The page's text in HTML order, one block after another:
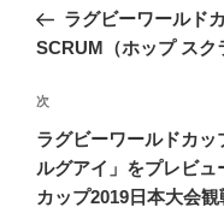
ナ
ゲ
ー
シ
ョ
の
投
ラグビーワールド
SCRUM（ホップ ス
次
の
投
稿
次
ラグビーワールドカ
ルグアイ」をプレビ
カップ2019日本大会